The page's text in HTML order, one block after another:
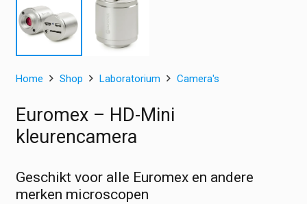
Home Shop Laboratorium Camera's
Euromex – HD-Mini
kleurencamera
Geschikt voor alle Euromex en andere
merken microscopen